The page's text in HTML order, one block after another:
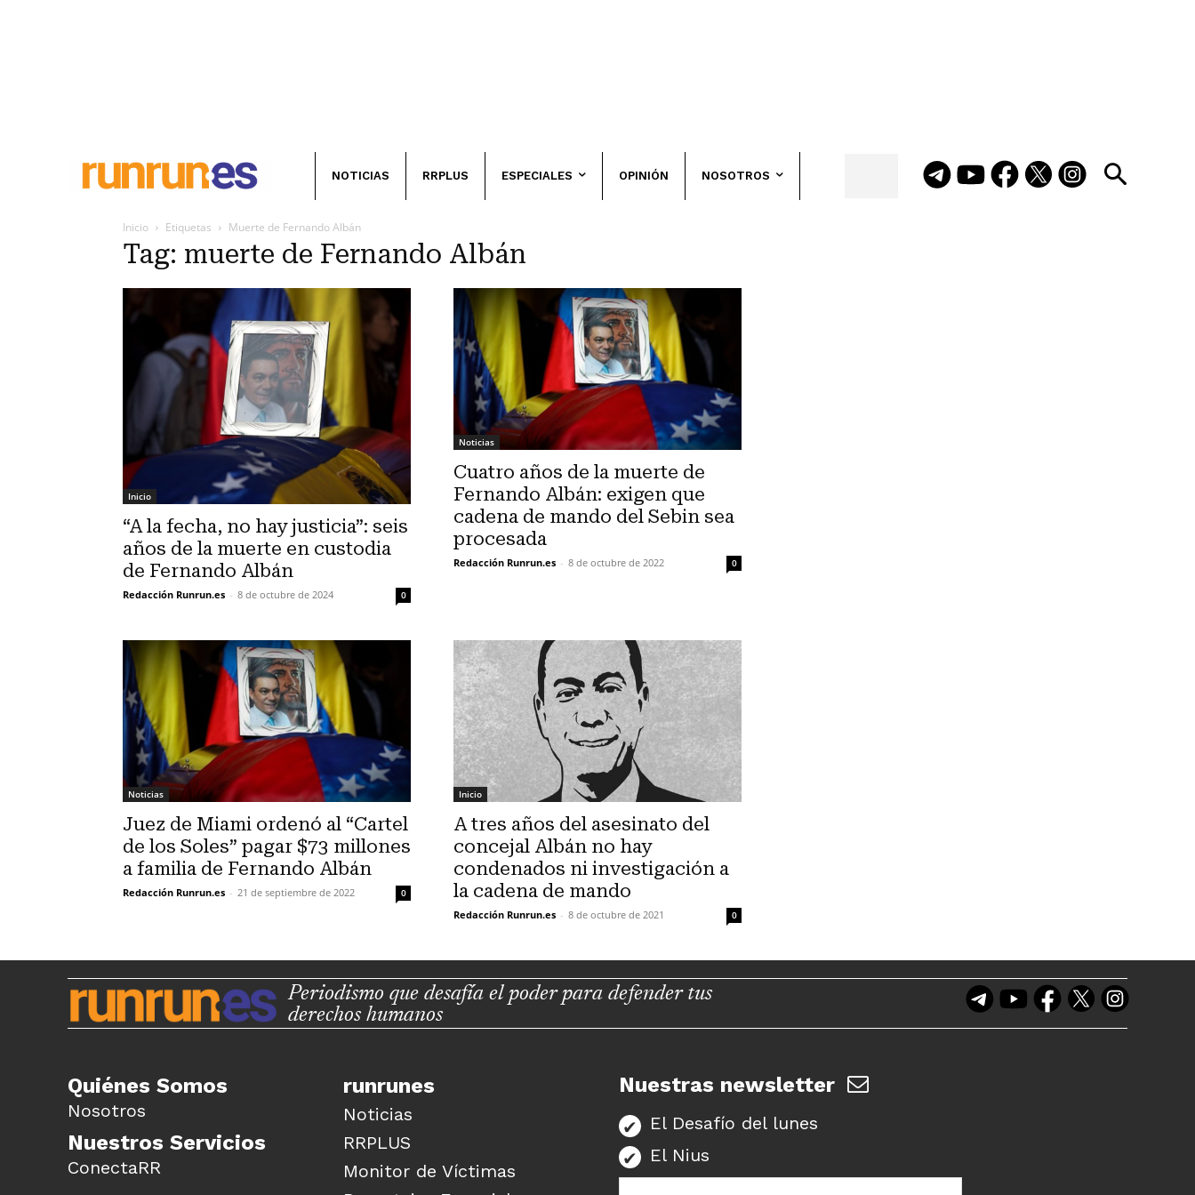
NOTICIAS RRPLUS ESPECIALES OPINIÓN NOSOTROS
Inicio Etiquetas Muerte de Fernando Albán
Tag: muerte de Fernando Albán
Inicio
“A la fecha, no hay justicia”: seis
años de la muerte en custodia
de Fernando Albán
Redacción Runrun.es - 8 de octubre de 2024 0
Noticias
Cuatro años de la muerte de
Fernando Albán: exigen que
cadena de mando del Sebin sea
procesada
Redacción Runrun.es - 8 de octubre de 2022 0
Noticias
Juez de Miami ordenó al “Cartel
de los Soles” pagar $73 millones
a familia de Fernando Albán
Redacción Runrun.es - 21 de septiembre de 2022 0
Inicio
A tres años del asesinato del
concejal Albán no hay
condenados ni investigación a
la cadena de mando
Redacción Runrun.es - 8 de octubre de 2021 0
Periodismo que desafía el poder para defender tus
derechos humanos
Quiénes Somos
Nosotros
Nuestros Servicios
ConectaRR
runrunes
Noticias
RRPLUS
Monitor de Víctimas
Nuestras newsletter
El Desafío del lunes
El Nius